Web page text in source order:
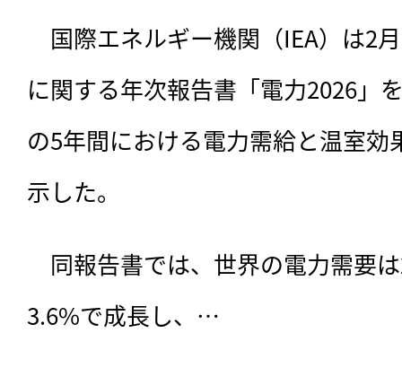
国際エネルギー機関（IEA）は2
に関する年次報告書「電力2026」
の5年間における電力需給と温室
示した。
同報告書では、世界の電力需要
3.6%で成長し、…